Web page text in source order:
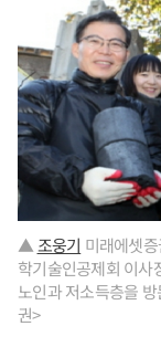
▲조웅기 미래에셋
학기술인공제회 이사
노인과 저소득층을
권>